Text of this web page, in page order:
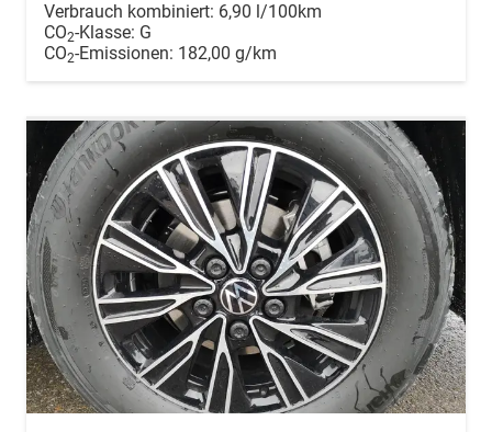
Verbrauch kombiniert: 6,90 l/100km
CO2-Klasse: G
CO2-Emissionen: 182,00 g/km